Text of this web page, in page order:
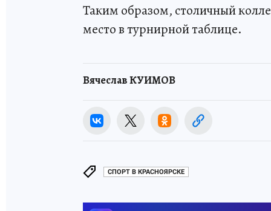
Таким образом, столичный
место в турнирной таблице.
Вячеслав КУИМОВ
СПОРТ В КРАСНОЯРСКЕ